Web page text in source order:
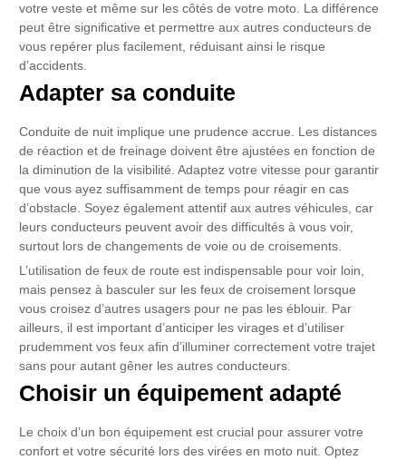
votre veste et même sur les côtés de votre moto. La différence
peut être significative et permettre aux autres conducteurs de
vous repérer plus facilement, réduisant ainsi le risque
d’accidents.
Adapter sa conduite
Conduite de nuit implique une prudence accrue. Les distances
de réaction et de freinage doivent être ajustées en fonction de
la diminution de la visibilité. Adaptez votre vitesse pour garantir
que vous ayez suffisamment de temps pour réagir en cas
d’obstacle. Soyez également attentif aux autres véhicules, car
leurs conducteurs peuvent avoir des difficultés à vous voir,
surtout lors de changements de voie ou de croisements.
L’utilisation de feux de route est indispensable pour voir loin,
mais pensez à basculer sur les feux de croisement lorsque
vous croisez d’autres usagers pour ne pas les éblouir. Par
ailleurs, il est important d’anticiper les virages et d’utiliser
prudemment vos feux afin d’illuminer correctement votre trajet
sans pour autant gêner les autres conducteurs.
Choisir un équipement adapté
Le choix d’un bon équipement est crucial pour assurer votre
confort et votre sécurité lors des virées en moto nuit. Optez